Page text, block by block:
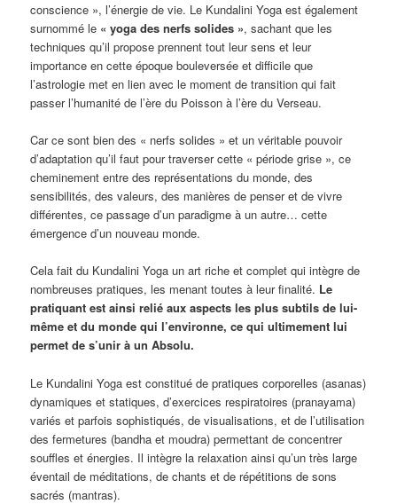
conscience », l’énergie de vie. Le Kundalini Yoga est également
surnommé le « yoga des nerfs solides », sachant que les
techniques qu’il propose prennent tout leur sens et leur
importance en cette époque bouleversée et difficile que
l’astrologie met en lien avec le moment de transition qui fait
passer l’humanité de l’ère du Poisson à l’ère du Verseau.
Car ce sont bien des « nerfs solides » et un véritable pouvoir
d’adaptation qu’il faut pour traverser cette « période grise », ce
cheminement entre des représentations du monde, des
sensibilités, des valeurs, des manières de penser et de vivre
différentes, ce passage d’un paradigme à un autre… cette
émergence d’un nouveau monde.
Cela fait du Kundalini Yoga un art riche et complet qui intègre de
nombreuses pratiques, les menant toutes à leur finalité. Le
pratiquant est ainsi relié aux aspects les plus subtils de lui-
même et du monde qui l’environne, ce qui ultimement lui
permet de s’unir à un Absolu.
Le Kundalini Yoga est constitué de pratiques corporelles (asanas)
dynamiques et statiques, d’exercices respiratoires (pranayama)
variés et parfois sophistiqués, de visualisations, et de l’utilisation
des fermetures (bandha et moudra) permettant de concentrer
souffles et énergies. Il intègre la relaxation ainsi qu’un très large
éventail de méditations, de chants et de répétitions de sons
sacrés (mantras).